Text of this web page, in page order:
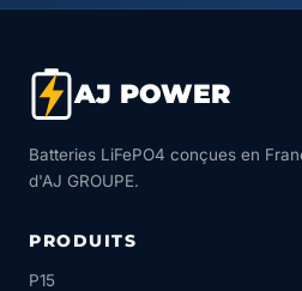
AJ POWER
Batteries LiFePO4 conçues en
d'AJ GROUPE.
PRODUITS
P15